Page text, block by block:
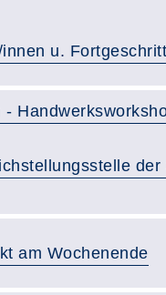
u.
der
am Wochenende